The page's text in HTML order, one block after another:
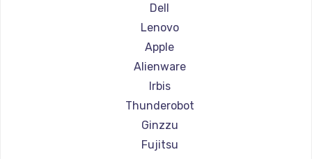
Замена системной платы
1500 руб.
Замена температурного датчика
2500 руб.
Заказать
Dell
Lenovo
Apple
Alienware
Irbis
Thunderobot
Ginzzu
Fujitsu